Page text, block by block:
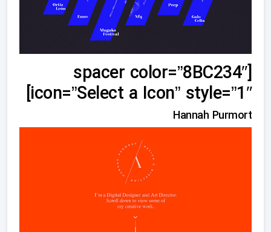
[spacer color=”8BC234″
icon=”Select a Icon” style=”1″]
Hannah Purmort